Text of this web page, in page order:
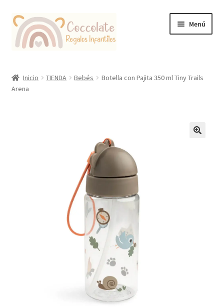
Ir
la
Ir
contenido
Menú
Coccolate Puericultura y Juguetería Educativa
Inicio TIENDA Bebés
Botella con Pajita 350 ml Tiny Trails
Arena